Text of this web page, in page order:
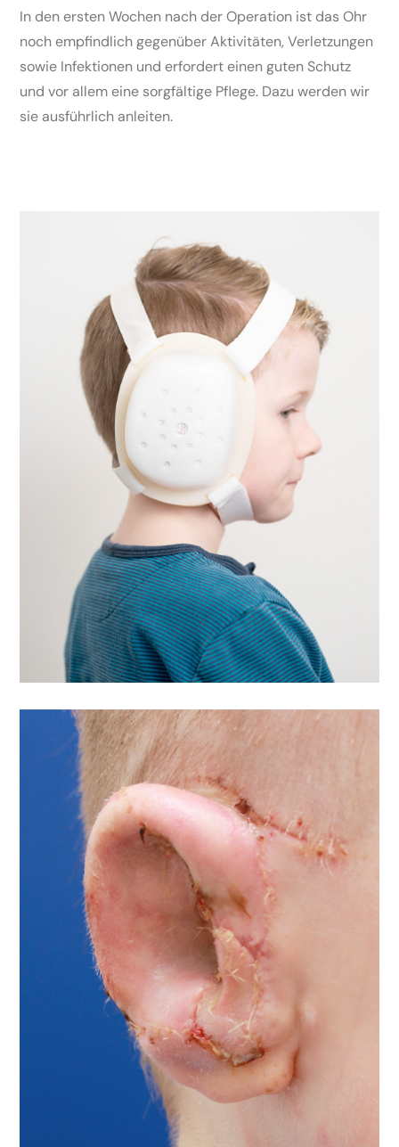
In den ersten Wochen nach der Operation ist das Ohr
noch empfindlich gegenüber Aktivitäten, Verletzungen
sowie Infektionen und erfordert einen guten Schutz
und vor allem eine sorgfältige Pflege. Dazu werden wir
sie ausführlich anleiten.